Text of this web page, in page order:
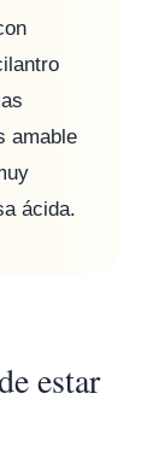
amable
ácida.
estar